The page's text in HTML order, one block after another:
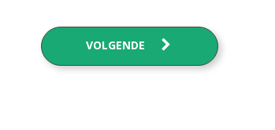
VOLGENDE